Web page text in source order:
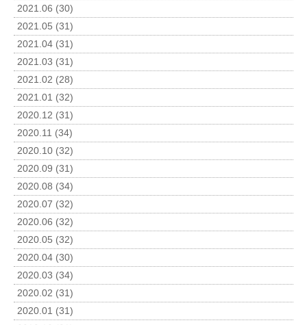
2021.06 (30)
2021.05 (31)
2021.04 (31)
2021.03 (31)
2021.02 (28)
2021.01 (32)
2020.12 (31)
2020.11 (34)
2020.10 (32)
2020.09 (31)
2020.08 (34)
2020.07 (32)
2020.06 (32)
2020.05 (32)
2020.04 (30)
2020.03 (34)
2020.02 (31)
2020.01 (31)